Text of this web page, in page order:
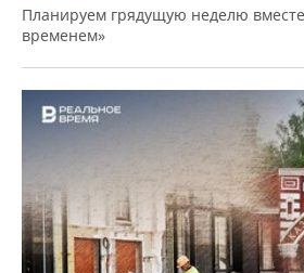
Планируем грядущую неделю
временем»